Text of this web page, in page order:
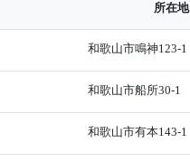
所在地
和歌山市鳴神123-1
和歌山市船所30-1
和歌山市有本143-1